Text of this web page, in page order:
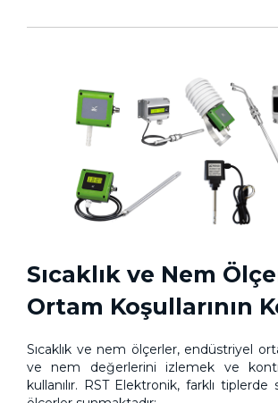
Sıcaklık ve Nem
Ortam Koşullarının
Sıcaklık ve nem ölçerler, endüstriyel
ve nem değerlerini izlemek ve
kullanılır. RST Elektronik, farklı tiplerde